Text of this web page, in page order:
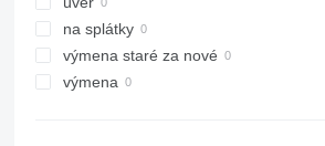
na splátky
výmena staré za nové
výmena